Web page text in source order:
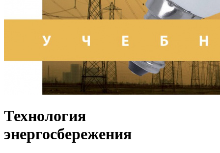
Технология
энергосбережения